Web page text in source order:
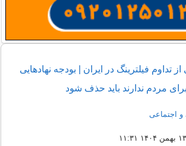
تداوم فیلترینگ در ایران | بودجه نهادهایی
مردم ندارند باید حذف شود
و اجتماعی